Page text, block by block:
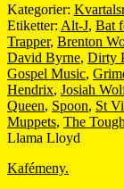
Kategorier:
Etiketter: Alt-J, Bat
Trapper, Brenton
David Byrne, Dirty
Gospel Music,
Hendrix, Josiah
Queen, Spoon, St
Muppets, The
Llama Lloyd
Kafémeny.